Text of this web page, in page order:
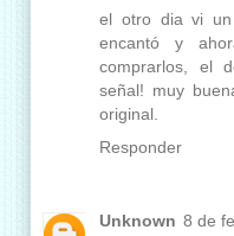
el otro dia vi un
encantó y
comprarlos, el
señal! muy
original.
Responder
Unknown 8 de